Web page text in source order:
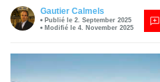
Gautier Calmels
Publié le 2. September 2025
Modifié le 4. November 2025